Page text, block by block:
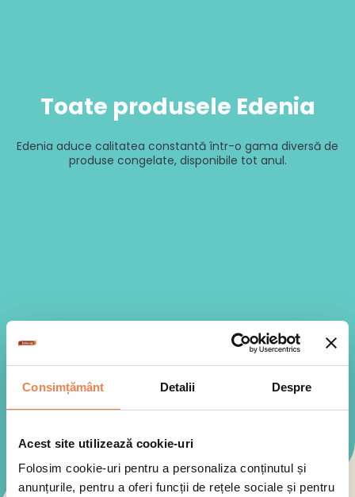
Consimțământ Detalii Despre
Acest site utilizează cookie-uri
Folosim cookie-uri pentru a personaliza conținutul și
anunțurile, pentru a oferi funcții de rețele sociale și pentru
Toate produsele Edenia
Edenia aduce calitatea constantă într-o gama diversă de
produse congelate, disponibile tot anul.